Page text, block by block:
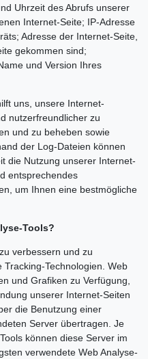
Uhrzeit des Abrufs unserer
Internet-Seite; IP-Adresse
Adresse der Internet-Seite,
gekommen sind;
und Version Ihres
uns, unsere Internet-
nutzerfreundlicher zu
und zu beheben sowie
der Log-Dateien können
die Nutzung unserer Internet-
entsprechendes
um Ihnen eine bestmögliche
Tools?
verbessern und zu
Technologien. Web
und Grafiken zu Verfügung,
unserer Internet-Seiten
die Benutzung einer
Server übertragen. Je
können diese Server im
verwendete Web Analyse-